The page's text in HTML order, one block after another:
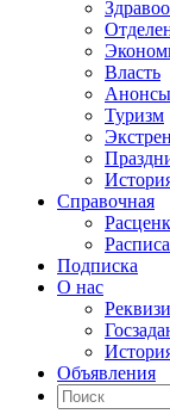
Власть
Туризм
Справочная
Подписка
О нас
Объявления
Поиск
Искать: